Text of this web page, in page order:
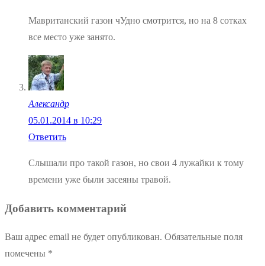
Мавританский газон чУдно смотрится, но на 8 сотках
все место уже занято.
Александр
05.01.2014 в 10:29
Ответить
Слышали про такой газон, но свои 4 лужайки к тому
времени уже были засеяны травой.
Добавить комментарий
Ваш адрес email не будет опубликован. Обязательные поля
помечены *